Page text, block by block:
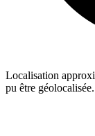
Localisation
pu être géolocalisée.